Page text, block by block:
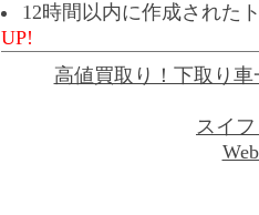
12時間以内に作成された
UP!
高値買取り！下取り車
スイ